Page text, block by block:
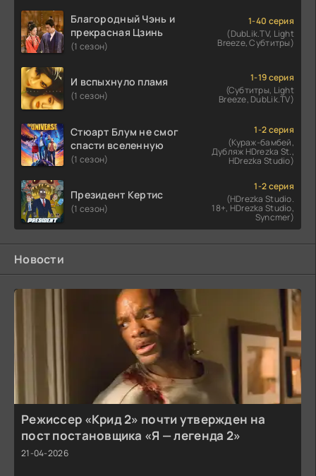
Благородный Чэнь и
прекрасная Цзинь
(1 сезон)
1-40 серия
(DubLik.TV, Light
Breeze, Субтитры)
И вспыхнуло пламя
(1 сезон)
1-19 серия
(Субтитры, Light
Breeze, DubLik.TV)
Стюарт Блум не смог
спасти вселенную
(1 сезон)
1-2 серия
(Кураж-бамбей,
Дубляж HDrezka St.,
HDrezka Studio)
Президент Кертис
(1 сезон)
1-2 серия
(HDrezka Studio.
18+, HDrezka Studio,
Syncmer)
Новости
Режиссер «Крид 2» почти утвержден на
пост постановщика «Я — легенда 2»
21-04-2026